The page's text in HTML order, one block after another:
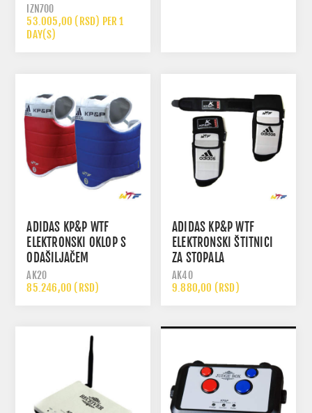
IZN700
53.005,00 (RSD) PER 1
DAY(S)
ADIDAS KP&P WTF
ELEKTRONSKI OKLOP S
ODAŠILJAČEM
AK20
85.246,00 (RSD)
ADIDAS KP&P WTF
ELEKTRONSKI ŠTITNICI
ZA STOPALA
AK40
9.880,00 (RSD)